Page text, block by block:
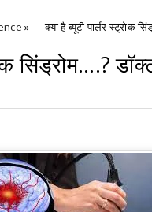
» क्या है ब्यूटी पार्लर स्ट्रोक
सिंड्रोम....?